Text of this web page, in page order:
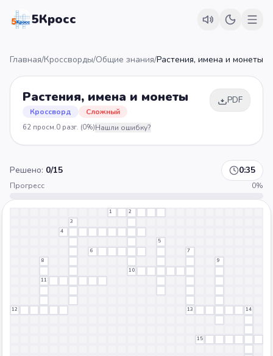
5Кросс
Главная/Кроссворды/Общие знания/Растения, имена и монеты
Растения, имена и монеты
Кроссворд Сложный
PDF
62 просм.0 разг. (0%)Нашли ошибку?
Решено: 0/15 0:35
Прогресс 0%
1
2
3
4
5
6
7
8
9
10
11
12 13 14
15